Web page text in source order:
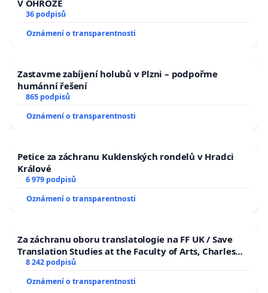
V OHROŽE
36 podpisů
Oznámení o transparentnosti
Zastavme zabíjení holubů v Plzni – podpořme
humánní řešení
865 podpisů
Oznámení o transparentnosti
Petice za záchranu Kuklenských rondelů v Hradci
Králové
6 979 podpisů
Oznámení o transparentnosti
Za záchranu oboru translatologie na FF UK / Save
Translation Studies at the Faculty of Arts, Charles
University
8 242 podpisů
Oznámení o transparentnosti